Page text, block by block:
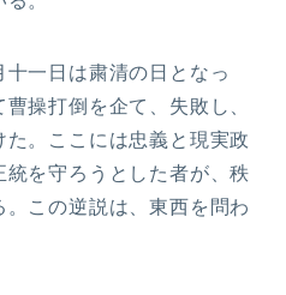
一日は粛清の日となっ
操打倒を企て、失敗し、
。ここには忠義と現実政
を守ろうとした者が、秩
この逆説は、東西を問わ